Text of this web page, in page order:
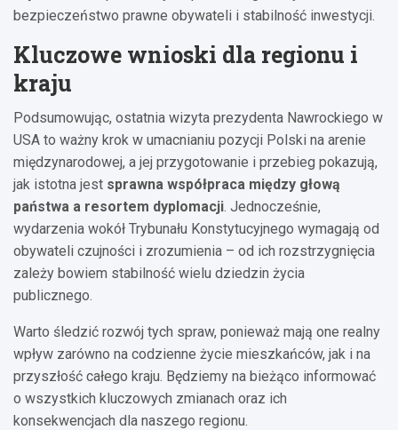
bezpieczeństwo prawne obywateli i stabilność inwestycji.
Kluczowe wnioski dla regionu i
kraju
Podsumowując, ostatnia wizyta prezydenta Nawrockiego w
USA to ważny krok w umacnianiu pozycji Polski na arenie
międzynarodowej, a jej przygotowanie i przebieg pokazują,
jak istotna jest sprawna współpraca między głową
państwa a resortem dyplomacji. Jednocześnie,
wydarzenia wokół Trybunału Konstytucyjnego wymagają od
obywateli czujności i zrozumienia – od ich rozstrzygnięcia
zależy bowiem stabilność wielu dziedzin życia
publicznego.
Warto śledzić rozwój tych spraw, ponieważ mają one realny
wpływ zarówno na codzienne życie mieszkańców, jak i na
przyszłość całego kraju. Będziemy na bieżąco informować
o wszystkich kluczowych zmianach oraz ich
konsekwencjach dla naszego regionu.